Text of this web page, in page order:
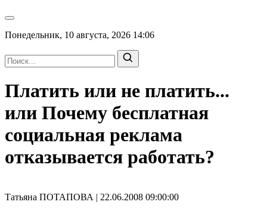
Понедельник, 10 августа, 2026 14:06
Платить или не платить...
или Почему бесплатная
социальная реклама
отказывается работать?
Татьяна ПОТАПОВА | 22.06.2008 09:00:00